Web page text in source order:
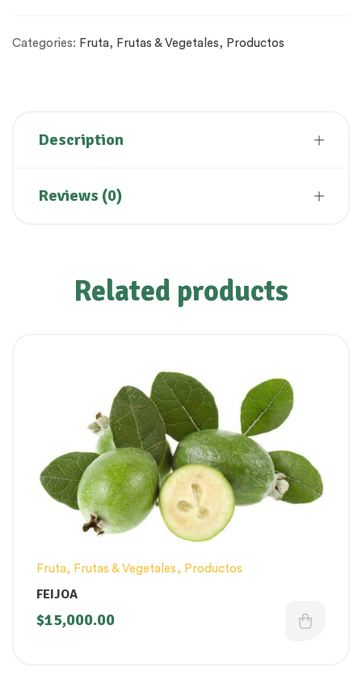
Categories: Fruta, Frutas & Vegetales, Productos
Description
Reviews (0)
Related products
Fruta, Frutas & Vegetales , Productos
FEIJOA
$15,000.00